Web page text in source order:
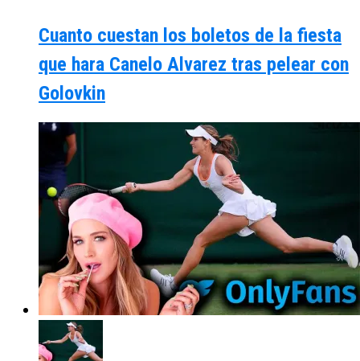
Cuanto cuestan los boletos de la fiesta
que hara Canelo Alvarez tras pelear con
Golovkin